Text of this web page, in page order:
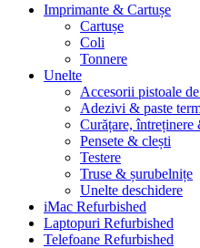
Imprimante & Cartușe
Cartușe
Coli
Tonnere
Unelte
Accesorii pistoale
Adezivi & paste
Curățare, întreținere
Pensete & clești
Testere
Truse & șurubelnițe
Unelte deschidere
iMac Refurbished
Laptopuri Refurbished
Telefoane Refurbished